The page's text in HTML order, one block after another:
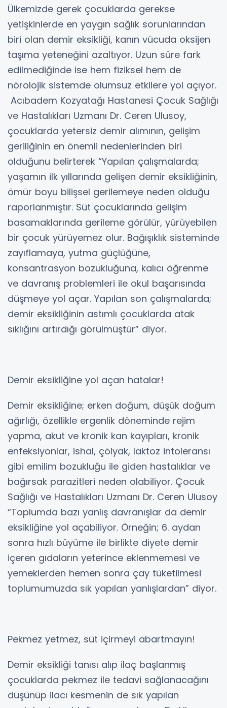
Ülkemizde gerek çocuklarda gerekse
yetişkinlerde en yaygın sağlık sorunlarından
biri olan demir eksikliği, kanın vücuda oksijen
taşıma yeteneğini azaltıyor. Uzun süre fark
edilmediğinde ise hem fiziksel hem de
nörolojik sistemde olumsuz etkilere yol açıyor.
Acıbadem Kozyatağı Hastanesi Çocuk Sağlığı
ve Hastalıkları Uzmanı Dr. Ceren Ulusoy,
çocuklarda yetersiz demir alımının, gelişim
geriliğinin en önemli nedenlerinden biri
olduğunu belirterek “Yapılan çalışmalarda;
yaşamın ilk yıllarında gelişen demir eksikliğinin,
ömür boyu bilişsel gerilemeye neden olduğu
raporlanmıştır. Süt çocuklarında gelişim
basamaklarında gerileme görülür, yürüyebilen
bir çocuk yürüyemez olur. Bağışıklık sisteminde
zayıflamaya, yutma güçlüğüne,
konsantrasyon bozukluğuna, kalıcı öğrenme
ve davranış problemleri ile okul başarısında
düşmeye yol açar. Yapılan son çalışmalarda;
demir eksikliğinin astımlı çocuklarda atak
sıklığını artırdığı görülmüştür” diyor.
Demir eksikliğine yol açan hatalar!
Demir eksikliğine; erken doğum, düşük doğum
ağırlığı, özellikle ergenlik döneminde rejim
yapma, akut ve kronik kan kayıpları, kronik
enfeksiyonlar, ishal, çölyak, laktoz intoleransı
gibi emilim bozukluğu ile giden hastalıklar ve
bağırsak parazitleri neden olabiliyor. Çocuk
Sağlığı ve Hastalıkları Uzmanı Dr. Ceren Ulusoy
“Toplumda bazı yanlış davranışlar da demir
eksikliğine yol açabiliyor. Örneğin; 6. aydan
sonra hızlı büyüme ile birlikte diyete demir
içeren gıdaların yeterince eklenmemesi ve
yemeklerden hemen sonra çay tüketilmesi
toplumumuzda sık yapılan yanlışlardan” diyor.
Pekmez yetmez, süt içirmeyi abartmayın!
Demir eksikliği tanısı alıp ilaç başlanmış
çocuklarda pekmez ile tedavi sağlanacağını
düşünüp ilacı kesmenin de sık yapılan